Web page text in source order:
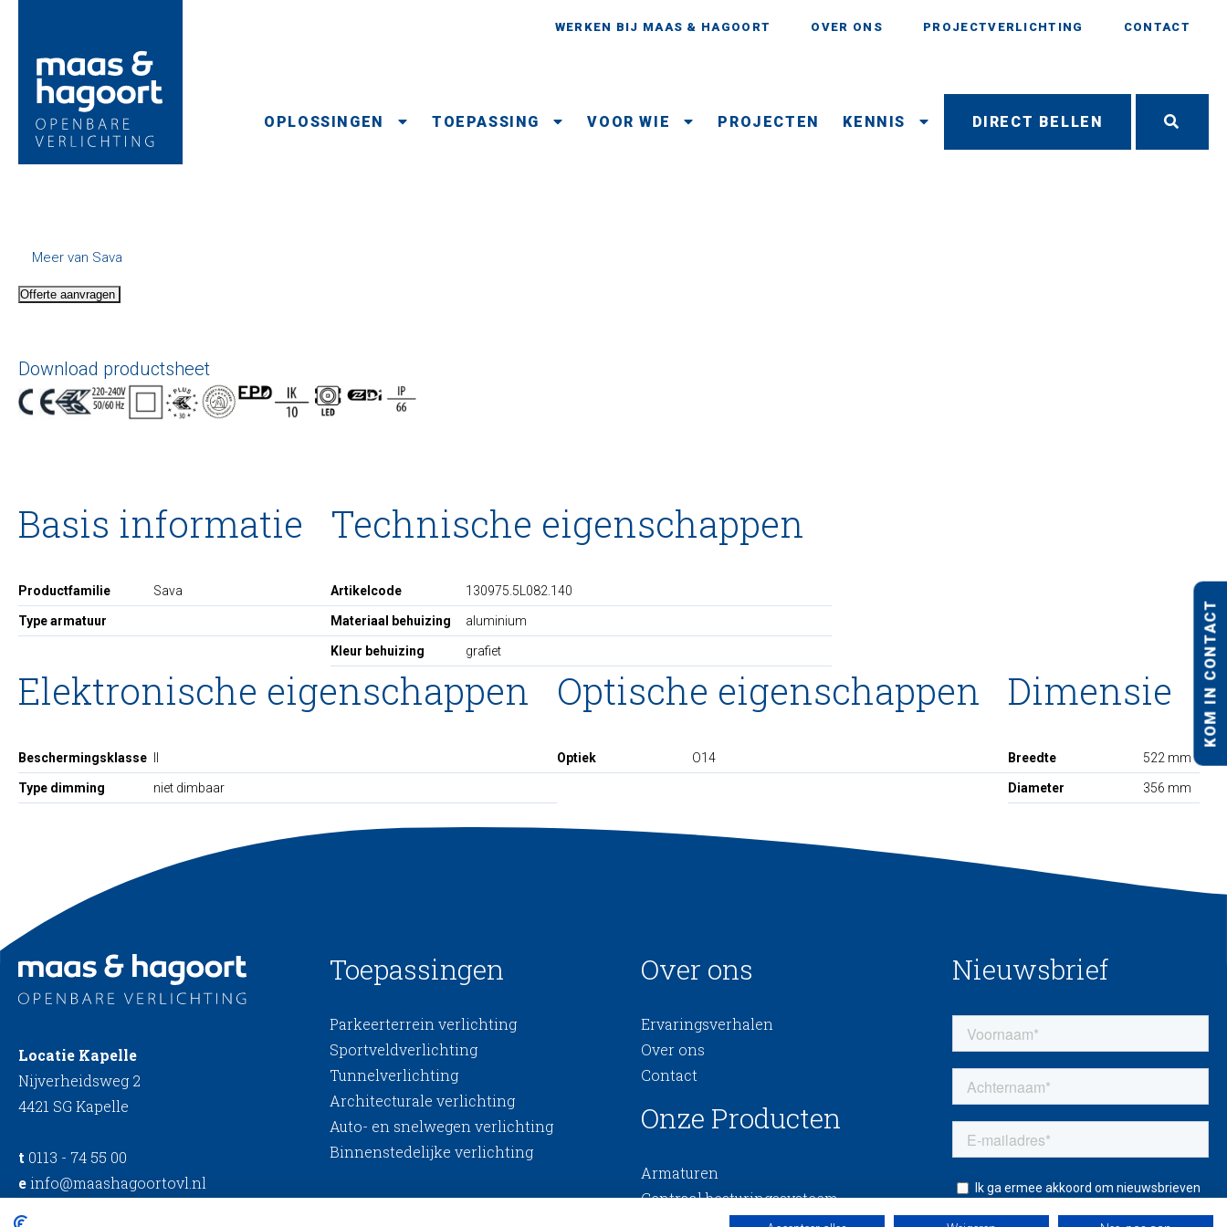
KOM IN CONTACT
WERKEN BIJ MAAS & HAGOORT OVER ONS PROJECTVERLICHTING CONTACT
OPLOSSINGEN TOEPASSING VOOR WIE PROJECTEN KENNIS DIRECT BELLEN
Meer van Sava
Offerte aanvragen
Download productsheet
Basis informatie
Productfamilie Sava
Type armatuur
Technische eigenschappen
Artikelcode 130975.5L082.140
Materiaal behuizing aluminium
Kleur behuizing grafiet
Elektronische eigenschappen
Beschermingsklasse
Type dimming niet dimbaar
Optische eigenschappen
Optiek O14
Dimensie
Breedte 522 mm
Diameter 356 mm
Locatie Kapelle
Nijverheidsweg 2
4421 SG Kapelle
t 0113 - 74 55 00
einfo@maashagoortovl.nl
Toepassingen
Parkeerterrein verlichting
Sportveldverlichting
Tunnelverlichting
Architecturale verlichting
Auto- en snelwegen verlichting
Binnenstedelijke verlichting
Over ons
Ervaringsverhalen
Over ons
Contact
Onze Producten
Armaturen
Centraal besturingssysteem
Nieuwsbrief